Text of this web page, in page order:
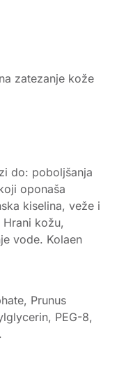
zatezanje kože
do: poboljšanja
oponaša
kiselina, veže i
kožu,
vode. Kolaen
Prunus
PEG-8,